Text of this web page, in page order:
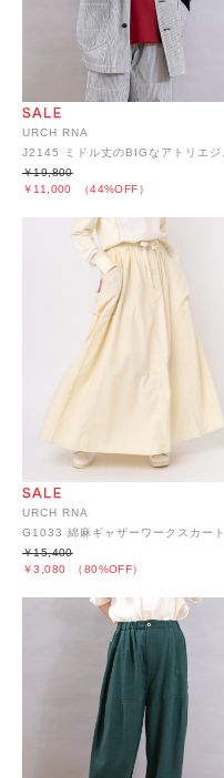
URCH RNA
￥11,000 （44%OFF）
￥19,800
URCH RNA
G1033 綿麻ギャザーワークスカート
￥3,080 （80%OFF）
￥15,400